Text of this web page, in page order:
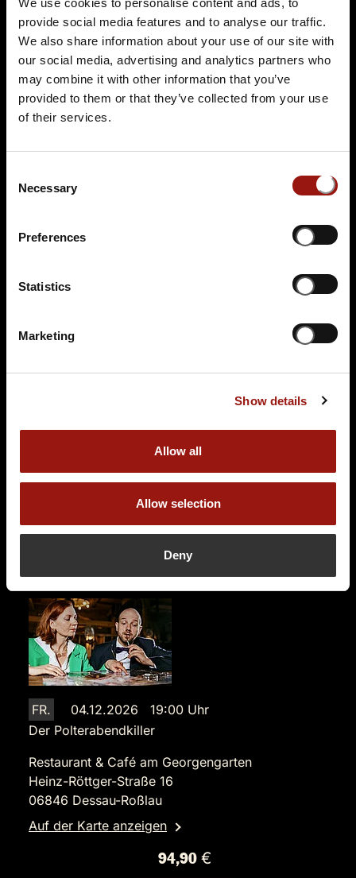
We use cookies to personalise content and ads, to
provide social media features and to analyse our traffic.
We also share information about your use of our site with
our social media, advertising and analytics partners who
may combine it with other information that you’ve
provided to them or that they’ve collected from your use
of their services.
Selection
Necessary
Preferences
Statistics
Marketing
Show details
Allow all
Allow selection
Deny
Passepartouts Weltreise
Restaurant & Café am Georgengarten
Heinz-Röttger-Straße 16
06846 Dessau-Roßlau
Auf der Karte anzeigen
28.11.2026 19:00 Uhr
Restaurant & Café am Georgengarten
94,90 €
Tickets kaufen
FR.
04.12.2026 19:00 Uhr
Der Polterabendkiller
Restaurant & Café am Georgengarten
Heinz-Röttger-Straße 16
06846 Dessau-Roßlau
Auf der Karte anzeigen
94,90 €